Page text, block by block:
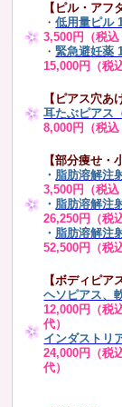
【ピル・アフ
・低用量ピル
3,500円（税
・緊急避妊薬
15,000円（税
【ピアス穴あ
耳たぶピアス
8,000円（税
【部分痩せ・
・ 脂肪溶解注
3,500円（税
・ 脂肪溶解注
26,250円（税
・ 脂肪溶解注
52,500円（税
【ボディピア
ヘソピアス、
12,000円（税
代）
インダストリ
24,000円（税
代）